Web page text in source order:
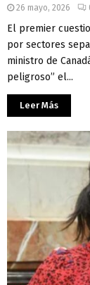
26 mayo, 2026
El premier
por sectores
ministro de
peligroso” el...
Leer Más